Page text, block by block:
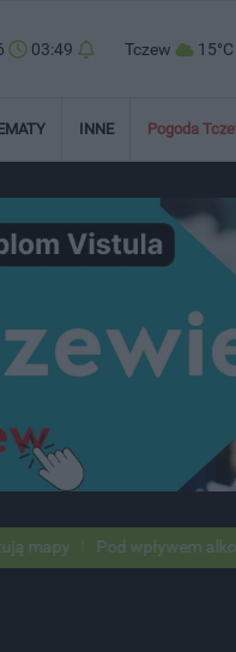
03:49 Tczew 15°C
INNE Pogoda
wpływem alkoholu